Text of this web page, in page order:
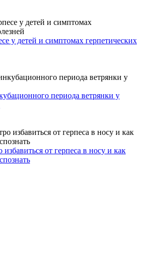
у детей и симптомах герпетических
периода ветрянки у
от герпеса в носу и как